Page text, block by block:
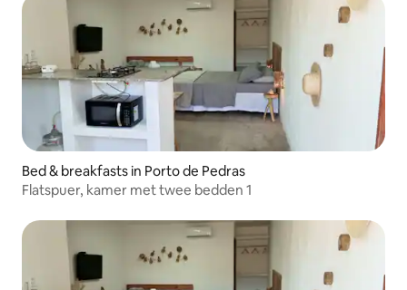
Bed & breakfasts in Porto de Pedras
Flatspuer, kamer met twee bedden 1